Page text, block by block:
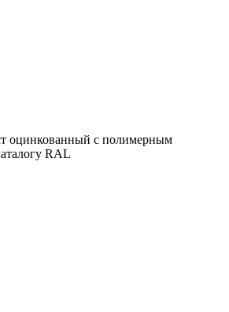
оцинкованный с полимерным
RAL